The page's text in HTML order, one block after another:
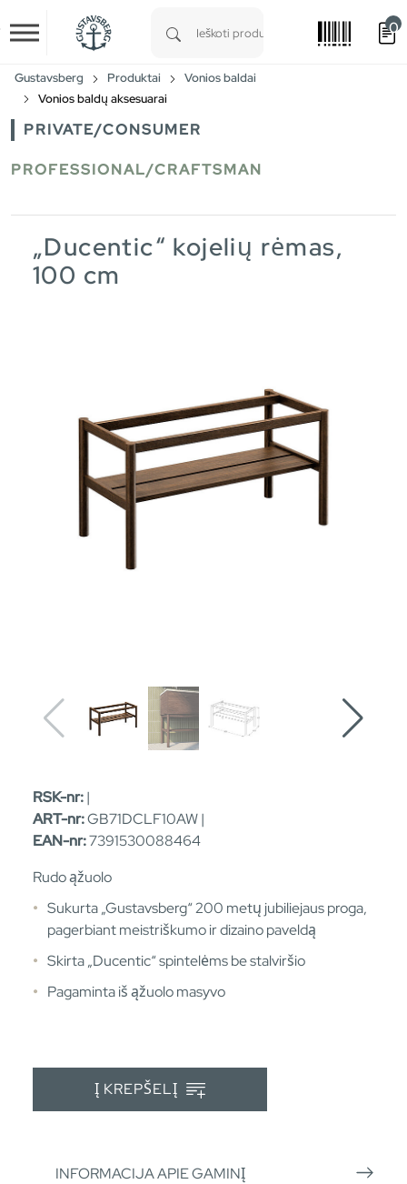
Skip to main content
0
Gustavsberg Produktai
Vonios baldai
Vonios baldų aksesuarai
PRIVATE/CONSUMER
PROFESSIONAL/CRAFTSMAN
„Ducentic“ kojelių rėmas,
100 cm
RSK-nr:|
ART-nr:GB71DCLF10AW |
EAN-nr:7391530088464
Rudo ąžuolo
Sukurta „Gustavsberg“ 200 metų jubiliejaus proga,
pagerbiant meistriškumo ir dizaino paveldą
Skirta „Ducentic“ spintelėms be stalviršio
Pagaminta iš ąžuolo masyvo
Į KREPŠELĮ
INFORMACIJA APIE GAMINĮ